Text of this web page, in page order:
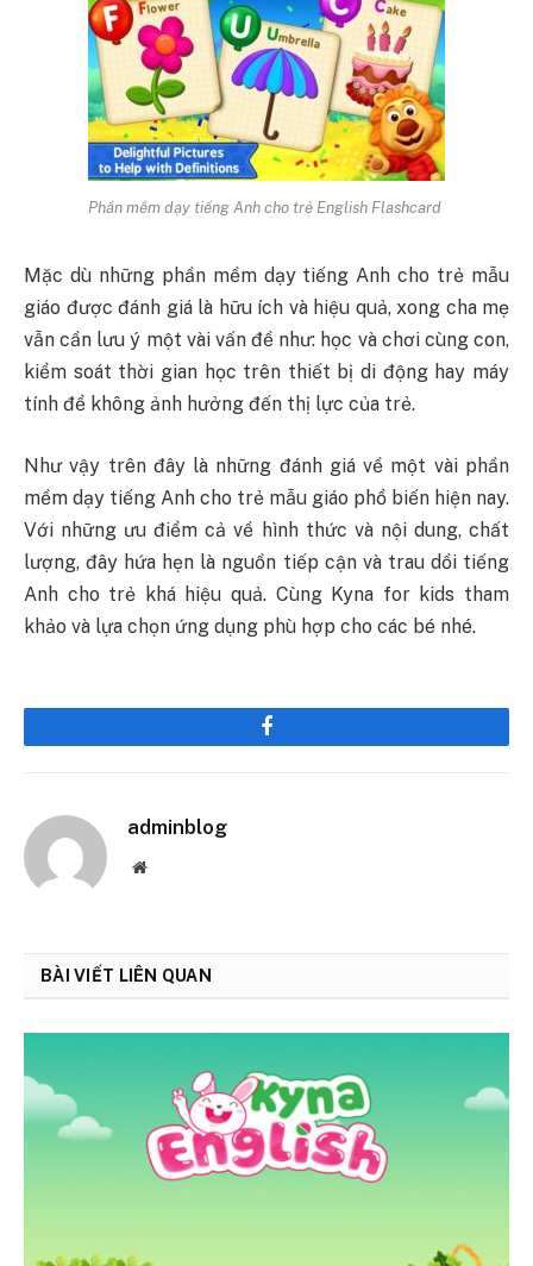
Phần mềm dạy tiếng Anh cho trẻ English Flashcard
Mặc dù những phần mềm dạy tiếng Anh cho trẻ mẫu
giáo được đánh giá là hữu ích và hiệu quả, xong cha mẹ
vẫn cần lưu ý một vài vấn đề như: học và chơi cùng con,
kiểm soát thời gian học trên thiết bị di động hay máy
tính để không ảnh hưởng đến thị lực của trẻ.
Như vậy trên đây là những đánh giá về một vài phần
mềm dạy tiếng Anh cho trẻ mẫu giáo phổ biến hiện nay.
Với những ưu điểm cả về hình thức và nội dung, chất
lượng, đây hứa hẹn là nguồn tiếp cận và trau dồi tiếng
Anh cho trẻ khá hiệu quả. Cùng Kyna for kids tham
khảo và lựa chọn ứng dụng phù hợp cho các bé nhé.
Facebook
adminblog
Website
BÀI VIẾT LIÊN QUAN